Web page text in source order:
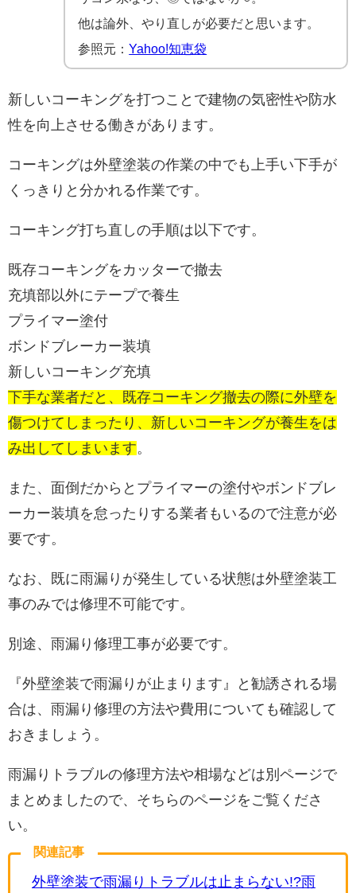
他は論外、やり直しが必要だと思います。
参照元：Yahoo!知恵袋
新しいコーキングを打つことで建物の気密性や防水
性を向上させる働きがあります。
コーキングは外壁塗装の作業の中でも上手い下手が
くっきりと分かれる作業です。
コーキング打ち直しの手順は以下です。
既存コーキングをカッターで撤去
充填部以外にテープで養生
プライマー塗付
ボンドブレーカー装填
新しいコーキング充填
下手な業者だと、既存コーキング撤去の際に外壁を
傷つけてしまったり、新しいコーキングが養生をは
み出してしまいます
また、面倒だからとプライマーの塗付やボンドブレ
ーカー装填を怠ったりする業者もいるので注意が必
要です。
なお、既に雨漏りが発生している状態は外壁塗装工
事のみでは修理不可能です。
別途、雨漏り修理工事が必要です。
『外壁塗装で雨漏りが止まります』と勧誘される場
合は、雨漏り修理の方法や費用についても確認して
おきましょう。
雨漏りトラブルの修理方法や相場などは別ページで
まとめましたので、そちらのページをご覧くださ
い。
関連記事
外壁塗装で雨漏りトラブルは止まらない!?雨